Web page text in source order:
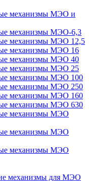
механизмы МЭО и
механизмы МЭО-6,3
механизмы МЭО 12,5
механизмы МЭО 16
механизмы МЭО 40
механизмы МЭО 25
механизмы МЭО 100
механизмы МЭО 250
механизмы МЭО 160
механизмы МЭО 630
механизмы МЭО
механизмы МЭО
механизмы МЭО
механизмы для МЭО